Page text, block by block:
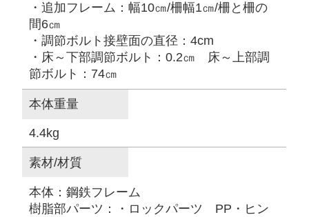
・追加フレーム：幅10㎝/柵幅1㎝/柵と柵の
間6㎝
・調節ボルト接壁面の直径：4cm
・床～下部調節ボルト：0.2㎝ 床～上部調
節ボルト：74㎝
本体重量
4.4kg
素材/材質
本体：鋼鉄フレーム
樹脂部パーツ：・ロックパーツ PP・ヒン